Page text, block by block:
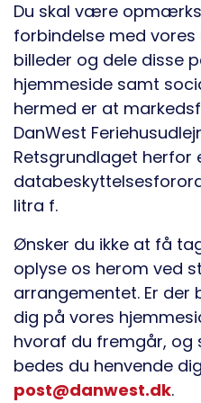
Du skal være
forbindelse med
billeder og dele disse
hjemmeside samt
hermed er at
DanWest
Retsgrundlaget herfor
litra f.
Ønsker du ikke at få
oplyse os herom ved
arrangementet. Er der
dig på vores
hvoraf du fremgår, og
bedes du henvende
post@danwest.dk.